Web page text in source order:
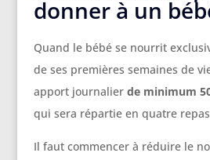
donner à un
Quand le bébé se nourrit
de ses premières semaines de
apport journalier de minimum
qui sera répartie en quatre
Il faut commencer à réduire le